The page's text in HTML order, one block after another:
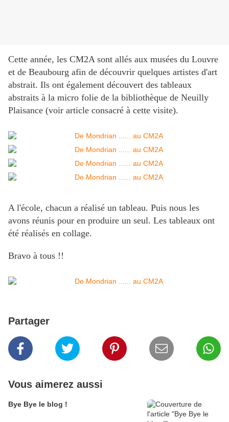
Cette année, les CM2A sont allés aux musées du Louvre
et de Beaubourg afin de découvrir quelques artistes d'art
abstrait. Ils ont également découvert des tableaux
abstraits à la micro folie de la bibliothèque de Neuilly
Plaisance (voir article consacré à cette visite).
A l'école, chacun a réalisé un tableau. Puis nous les
avons réunis pour en produire un seul. Les tableaux ont
été réalisés en collage.
Bravo à tous !!
Partager
Vous aimerez aussi
Bye Bye le blog !